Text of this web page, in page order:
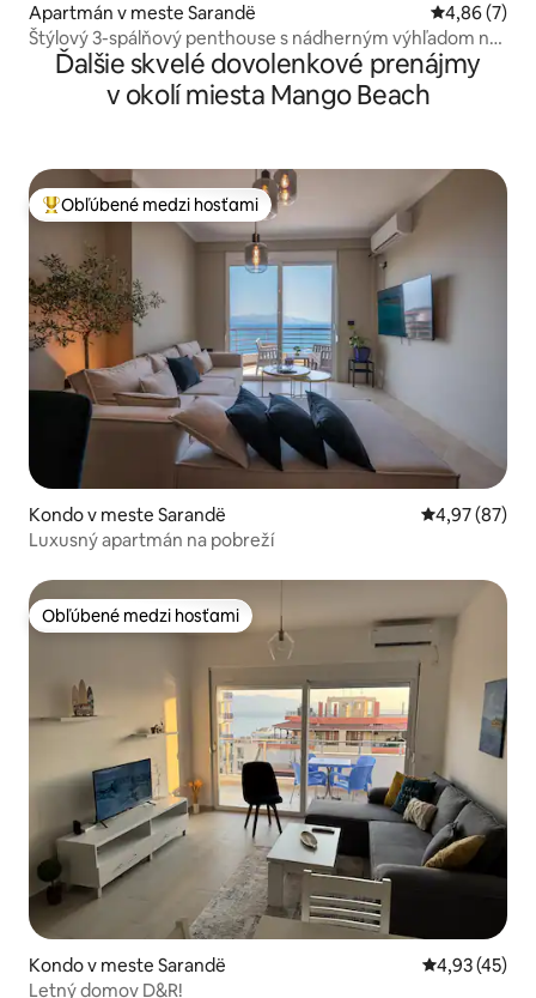
Apartmán v meste Sarandë Priemerné
4,86 (7)
Štýlový 3-spálňový penthouse s nádherným výhľadom na
moreĎalšie skvelé dovolenkové prenájmy
v okolí miesta Mango Beach
Najobľúbenejšie medzi hosťami
Obľúbené medzi hosťami
Kondo v meste Sarandë Priemerné
4,97 (87)
Luxusný apartmán na pobreží
Obľúbené medzi hosťami
Obľúbené medzi hosťami
Kondo v meste Sarandë Priemerné
4,93 (45)
Letný domov D&R!